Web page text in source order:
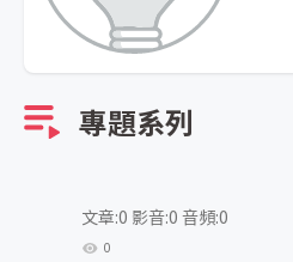
專題系列
文章:0 影音:0 音頻:0
0